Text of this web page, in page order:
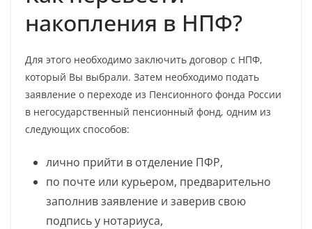
накопления в НПФ?
Для этого необходимо заключить договор с НПФ,
который Вы выбрали. Затем необходимо подать
заявление о переходе из Пенсионного фонда России
в негосударственный пенсионный фонд, одним из
следующих способов:
лично прийти в отделение ПФР,
по почте или курьером, предварительно
заполнив заявление и заверив свою
подпись у нотариуса,